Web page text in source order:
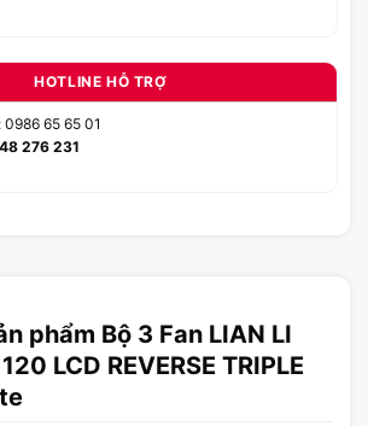
HOTLINE HỖ TRỢ
65 65 01
276 231
phẩm Bộ 3 Fan LIAN LI
LCD REVERSE TRIPLE